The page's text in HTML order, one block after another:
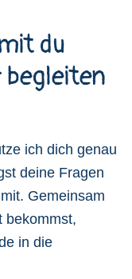
du
begleiten
ich dich genau
deine Fragen
Gemeinsam
bekommst,
in die